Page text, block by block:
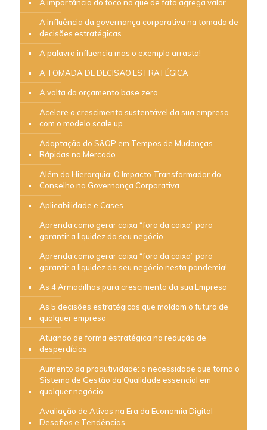
A importância do foco no que de fato agrega valor
A influência da governança corporativa na tomada de
decisões estratégicas
A palavra influencia mas o exemplo arrasta!
A TOMADA DE DECISÃO ESTRATÉGICA
A volta do orçamento base zero
Acelere o crescimento sustentável da sua empresa
com o modelo scale up
Adaptação do S&OP em Tempos de Mudanças
Rápidas no Mercado
Além da Hierarquia: O Impacto Transformador do
Conselho na Governança Corporativa
Aplicabilidade e Cases
Aprenda como gerar caixa “fora da caixa” para
garantir a liquidez do seu negócio
Aprenda como gerar caixa “fora da caixa” para
garantir a liquidez do seu negócio nesta pandemia!
As 4 Armadilhas para crescimento da sua Empresa
As 5 decisões estratégicas que moldam o futuro de
qualquer empresa
Atuando de forma estratégica na redução de
desperdícios
Aumento da produtividade: a necessidade que torna o
Sistema de Gestão da Qualidade essencial em
qualquer negócio
Avaliação de Ativos na Era da Economia Digital –
Desafios e Tendências